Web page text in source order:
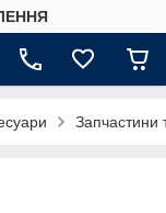
Запчастини